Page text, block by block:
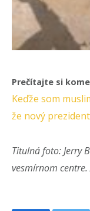
Prečítajte si
Keďže som
že nový
Titulná foto: Jerry
vesmírnom centre.